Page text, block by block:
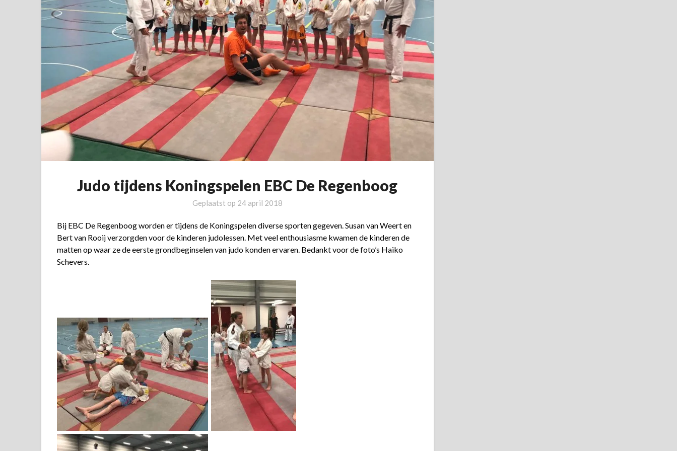
Judo tijdens Koningspelen EBC De Regenboog
Geplaatst op 24 april 2018
Bij EBC De Regenboog worden er tijdens de Koningspelen diverse sporten gegeven. Susan van Weert en
Bert van Rooij verzorgden voor de kinderen judolessen. Met veel enthousiasme kwamen de kinderen de
matten op waar ze de eerste grondbeginselen van judo konden ervaren. Bedankt voor de foto’s Haiko
Schevers.